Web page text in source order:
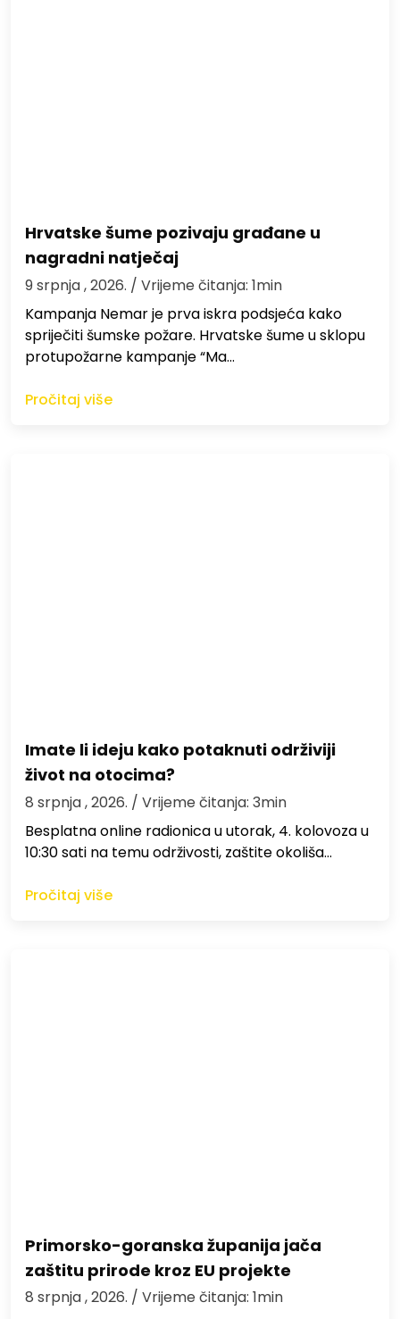
Hrvatske šume pozivaju građane u
nagradni natječaj
9 srpnja , 2026. / Vrijeme čitanja: 1min
Kampanja Nemar je prva iskra podsjeća kako
spriječiti šumske požare. Hrvatske šume u sklopu
protupožarne kampanje “Ma…
Pročitaj više
Imate li ideju kako potaknuti održiviji
život na otocima?
8 srpnja , 2026. / Vrijeme čitanja: 3min
Besplatna online radionica u utorak, 4. kolovoza u
10:30 sati na temu održivosti, zaštite okoliša…
Pročitaj više
Primorsko-goranska županija jača
zaštitu prirode kroz EU projekte
8 srpnja , 2026. / Vrijeme čitanja: 1min